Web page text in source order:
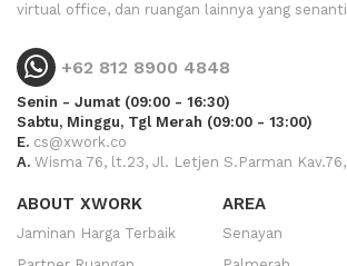
virtual office, dan ruangan lainnya yang
+62 812 8900 4848
Senin - Jumat (09:00 - 16:30)
Sabtu, Minggu, Tgl Merah (09:00 - 13:00)
E. cs@xwork.co
A. Wisma 76, lt.23, Jl. Letjen S.Parman Kav.76,
ABOUT XWORK
Jaminan Harga Terbaik
AREA
Senayan